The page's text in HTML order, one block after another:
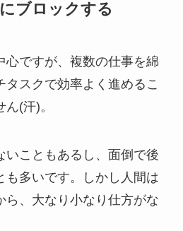
ブロックする
心ですが、複数の仕事を綿
タスクで効率よく進めるこ
(汗)。
いこともあるし、面倒で後
も多いです。しかし人間は
ら、大なり小なり仕方がな